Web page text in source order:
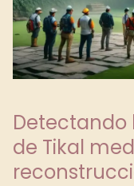
Detectando
de Tikal